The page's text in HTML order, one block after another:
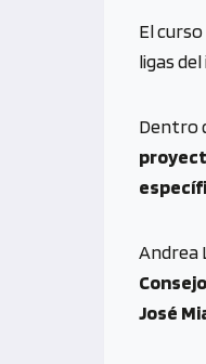
k
El
ligas
Dentro
Andrea
José